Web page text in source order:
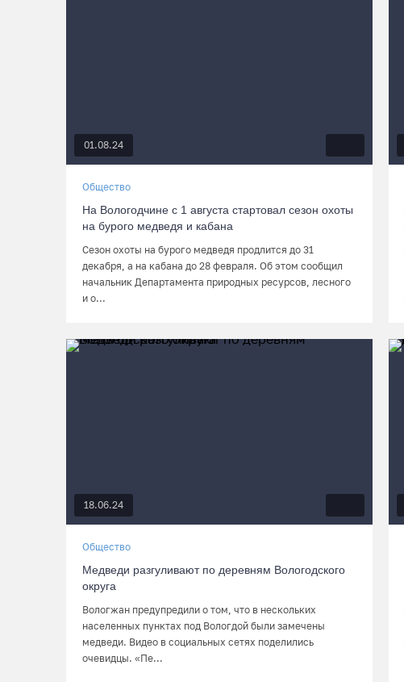
01.08.24
Общество
На Вологодчине с 1 августа стартовал сезон охоты
на бурого медведя и кабана
Сезон охоты на бурого медведя продлится до 31
декабря, а на кабана до 28 февраля. Об этом сообщил
начальник Департамента природных ресурсов, лесного
и о...
18.06.24
Общество
Медведи разгуливают по деревням Вологодского
округа
Вологжан предупредили о том, что в нескольких
населенных пунктах под Вологдой были замечены
медведи. Видео в социальных сетях поделились
очевидцы. «Пе...